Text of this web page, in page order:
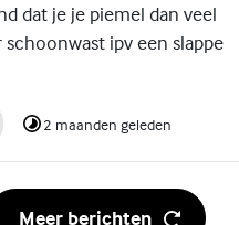
dat je je piemel dan veel
ipv een slappe
2 maanden geleden
Meer berichten